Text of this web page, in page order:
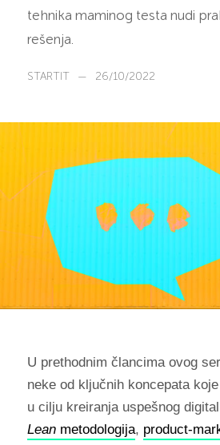
tehnika maminog testa nudi
rešenja.
STARTIT — 26/10/2022
U prethodnim člancima ovog
neke od ključnih koncepata
u cilju kreiranja uspešnog
Leanmetodologija, product-